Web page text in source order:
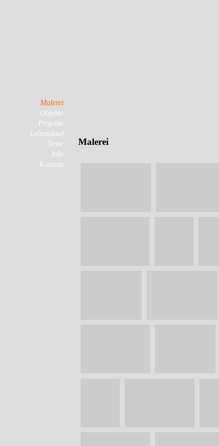
Malerei
Objekte
Projekte
Lebenslauf
Texte
Info
Kontakt
Malerei